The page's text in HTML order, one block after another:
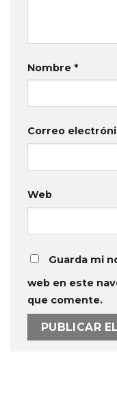
Nombre *
Correo
Web
Guarda mi
web en este
que comente.